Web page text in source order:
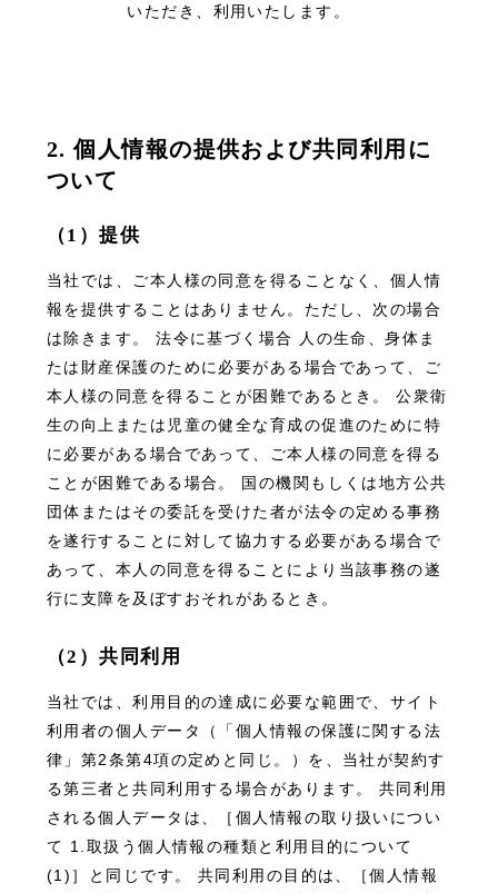
いただき、利用いたします。
2. 個人情報の提供および共同利用に
ついて
（1）提供
当社では、ご本人様の同意を得ることなく、個人情
報を提供することはありません。ただし、次の場合
は除きます。 法令に基づく場合 人の生命、身体ま
たは財産保護のために必要がある場合であって、ご
本人様の同意を得ることが困難であるとき。 公衆衛
生の向上または児童の健全な育成の促進のために特
に必要がある場合であって、ご本人様の同意を得る
ことが困難である場合。 国の機関もしくは地方公共
団体またはその委託を受けた者が法令の定める事務
を遂行することに対して協力する必要がある場合で
あって、本人の同意を得ることにより当該事務の遂
行に支障を及ぼすおそれがあるとき。
（2）共同利用
当社では、利用目的の達成に必要な範囲で、サイト
利用者の個人データ（「個人情報の保護に関する法
律」第2条第4項の定めと同じ。）を、当社が契約す
る第三者と共同利用する場合があります。 共同利用
される個人データは、［個人情報の取り扱いについ
て 1.取扱う個人情報の種類と利用目的について
(1)］と同じです。 共同利用の目的は、［個人情報